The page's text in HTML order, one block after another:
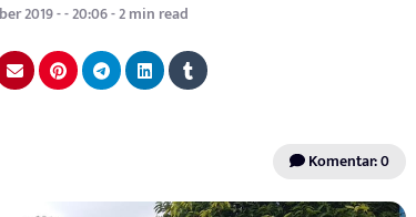
2019 - - 20:06 - 2 min read
Komentar: 0